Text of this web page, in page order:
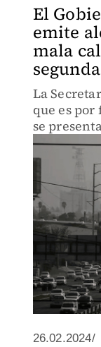
El
emite
mala
La
que es
se
26.02.2024/